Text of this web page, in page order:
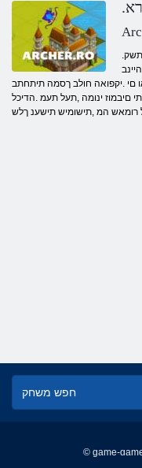
.ר'צרא קחשמב .המדא תסיפו ףסכ תצק ,תחא םחול תשק
.יקפואה חולב ךסמה תיתחתב
םיבמוז ינומה ,תעל תעמ .הדיכל
רומאש המ ,תישומיש תישענ ךלש